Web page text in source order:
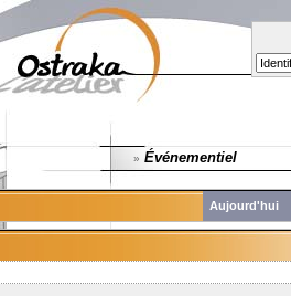
» Événementiel
Aujourd'hui